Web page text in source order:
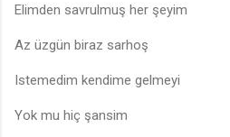
Elimden savrulmuş her şeyim
Az üzgün biraz sarhoş
Istemedim kendime gelmeyi
Yok mu hiç şansim